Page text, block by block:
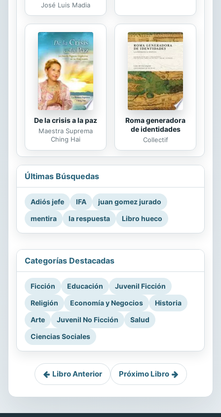
José Luis Madia
De la crisis a la paz
Maestra Suprema
Ching Hai
Roma generadora
de identidades
Collectif
Últimas Búsquedas
Adiós jefe IFA
juan gomez jurado
mentira
la respuesta Libro hueco
Categorías Destacadas
Ficción Educación
Juvenil Ficción
Religión
Economía y Negocios
Historia
Arte
Juvenil No Ficción
Salud
Ciencias Sociales
Libro Anterior Próximo Libro